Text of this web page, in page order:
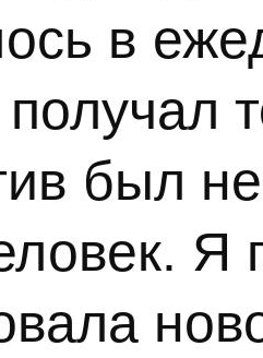
в
был
Я